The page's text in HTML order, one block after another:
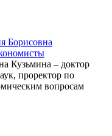
Борисовна
Кузьмина – доктор
проректор по
вопросам